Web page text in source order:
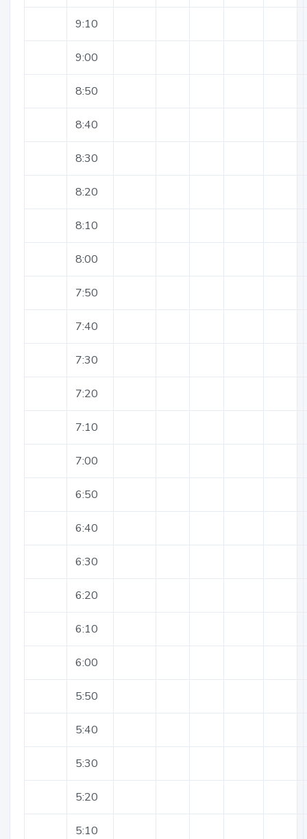
9:10
9:00
8:50
8:40
8:30
8:20
8:10
8:00
7:50
7:40
7:30
7:20
7:10
7:00
6:50
6:40
6:30
6:20
6:10
6:00
5:50
5:40
5:30
5:20
5:10